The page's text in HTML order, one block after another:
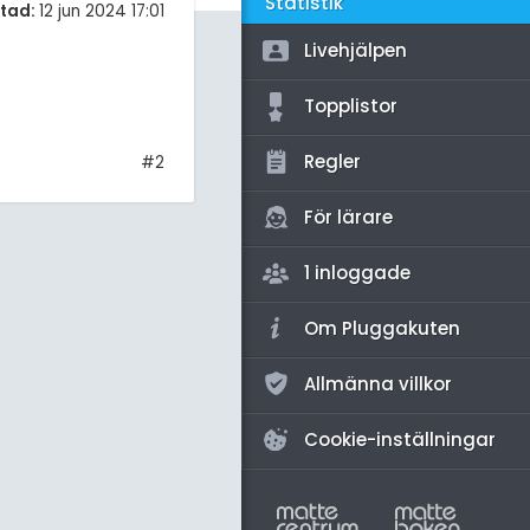
12 jun 2024 17:01
#2
Livehjälpen
Topplistor
Regler
För lärare
1 inloggade
Om Pluggakuten
Allmänna villkor
Cookie-inställningar
(mattedelen)
diskussioner